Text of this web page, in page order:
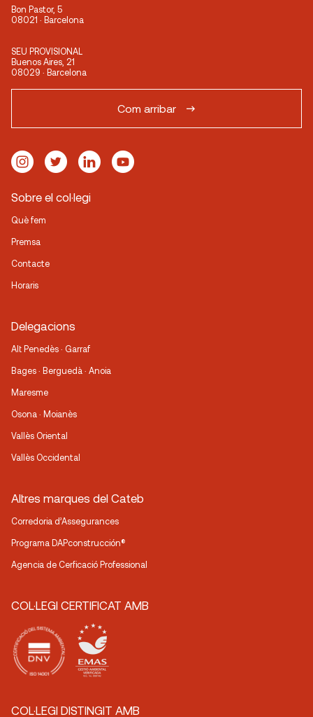
Bon Pastor, 5
08021 · Barcelona
SEU PROVISIONAL
Buenos Aires, 21
08029 · Barcelona
Com arribar
Sobre el col·legi
Què fem
Premsa
Contacte
Horaris
Delegacions
Alt Penedès · Garraf
Bages · Berguedà · Anoia
Maresme
Osona · Moianès
Vallès Oriental
Vallès Occidental
Altres marques del Cateb
Corredoria d’Assegurances
Programa DAPconstrucción®
Agencia de Cerficació Professional
COL·LEGI CERTIFICAT AMB
COL·LEGI DISTINGIT AMB